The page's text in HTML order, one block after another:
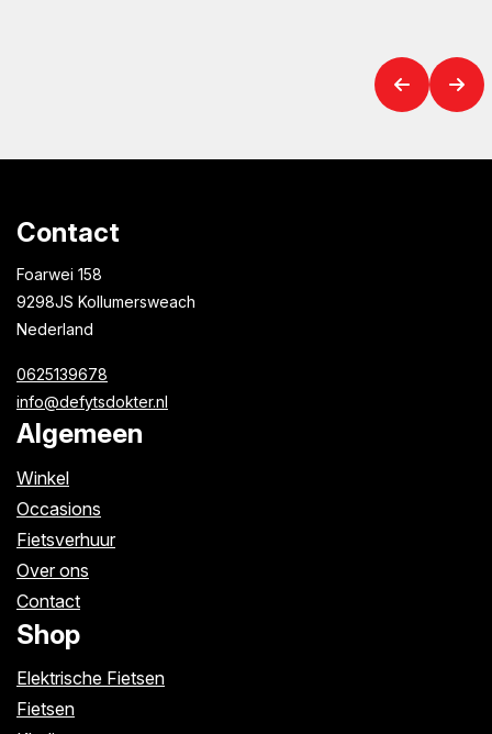
Contact
Foarwei 158
9298JS Kollumersweach
Nederland
0625139678
info@defytsdokter.nl
Algemeen
Winkel
Occasions
Fietsverhuur
Over ons
Contact
Shop
Elektrische Fietsen
Fietsen